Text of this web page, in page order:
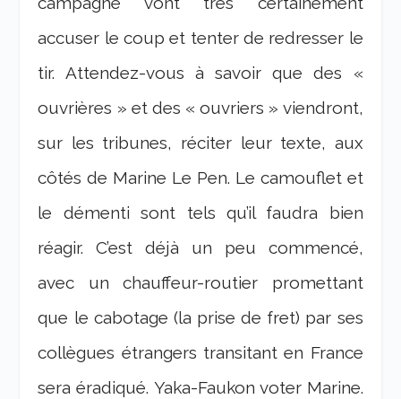
accuser le coup et tenter de redresser le
tir. Attendez-vous à savoir que des «
ouvrières » et des « ouvriers » viendront,
sur les tribunes, réciter leur texte, aux
côtés de Marine Le Pen. Le camouflet et
le démenti sont tels qu’il faudra bien
réagir. C’est déjà un peu commencé,
avec un chauffeur-routier promettant
que le cabotage (la prise de fret) par ses
collègues étrangers transitant en France
sera éradiqué. Yaka-Faukon voter Marine.